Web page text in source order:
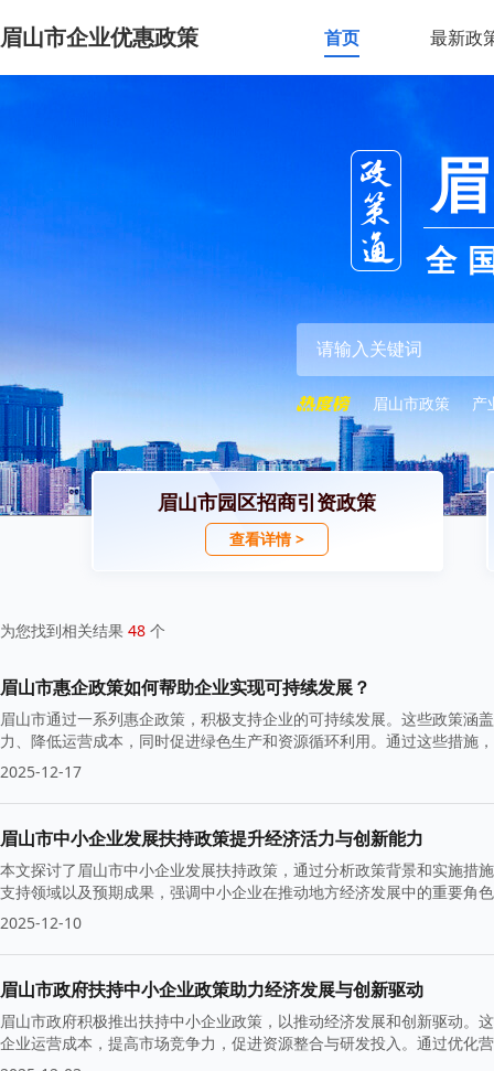
眉山市企业优惠政策 首页 最新政
全
眉山市政策 产
眉山市园区招商引资政策
查看详情 >
为您找到相关结果 48 个
眉山市惠企政策如何帮助企业实现可持续发展？
眉山市通过一系列惠企政策，积极支持企业的可持续发展。这些政策涵
力、降低运营成本，同时促进绿色生产和资源循环利用。通过这些措施
2025-12-17
眉山市中小企业发展扶持政策提升经济活力与创新能力
本文探讨了眉山市中小企业发展扶持政策，通过分析政策背景和实施措
支持领域以及预期成果，强调中小企业在推动地方经济发展中的重要角
2025-12-10
眉山市政府扶持中小企业政策助力经济发展与创新驱动
眉山市政府积极推出扶持中小企业政策，以推动经济发展和创新驱动。
企业运营成本，提高市场竞争力，促进资源整合与研发投入。通过优化
长与转型升级。